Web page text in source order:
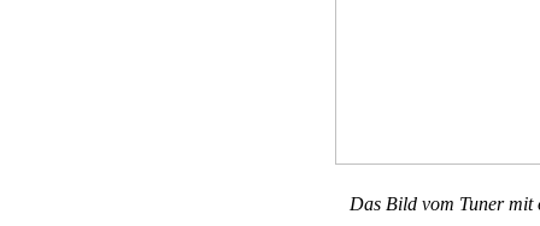
Das Bild vom Tuner mit